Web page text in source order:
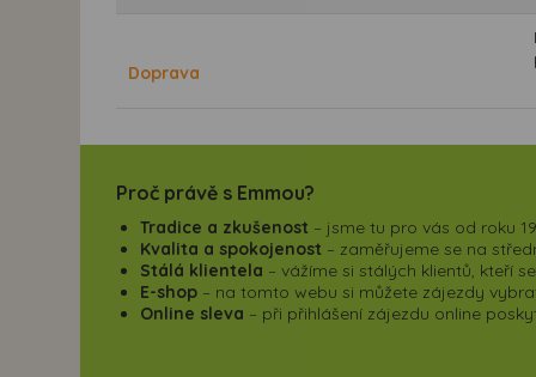
Doprava
Proč právě s Emmou?
Tradice a zkušenost – jsme tu pro vás od roku
Kvalita a spokojenost – zaměřujeme se na
Stálá klientela – vážíme si stálých klientů, kteří
E-shop – na tomto webu si můžete zájezdy
Online sleva – při přihlášení zájezdu online